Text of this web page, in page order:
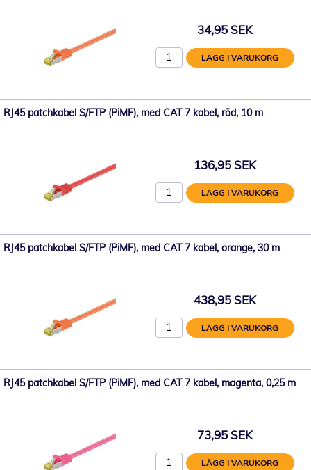
34,95 SEK
LÄGG I VARUKORG
RJ45 patchkabel S/FTP (PiMF), med CAT 7 kabel, röd, 10 m
136,95 SEK
LÄGG I VARUKORG
RJ45 patchkabel S/FTP (PiMF), med CAT 7 kabel, orange, 30 m
438,95 SEK
LÄGG I VARUKORG
RJ45 patchkabel S/FTP (PiMF), med CAT 7 kabel, magenta, 0,25 m
73,95 SEK
LÄGG I VARUKORG